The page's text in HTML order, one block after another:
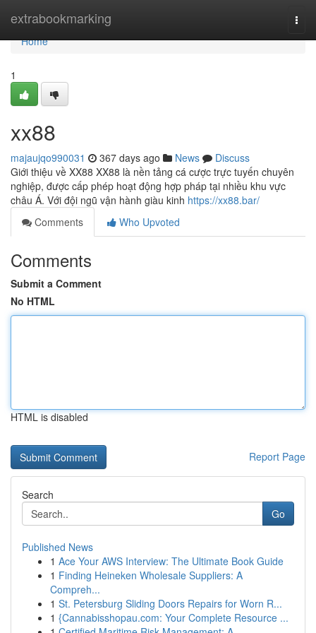
extrabookmarking
Home
Home
1
xx88
majaujqo990031 367 days ago News
Discuss
Giới thiệu về XX88 XX88 là nền tảng cá cược trực tuyến chuyên
nghiệp, được cấp phép hoạt động hợp pháp tại nhiều khu vực
châu Á. Với đội ngũ vận hành giàu kinh https://xx88.bar/
Comments
Who Upvoted
Comments
Submit a Comment
No HTML
HTML is disabled
Report Page
Search
Go
Published News
1 Ace Your AWS Interview: The Ultimate Book Guide
1 Finding Heineken Wholesale Suppliers: A
Compreh...
1 St. Petersburg Sliding Doors Repairs for Worn R...
1 {Cannabisshopau.com: Your Complete Resource ...